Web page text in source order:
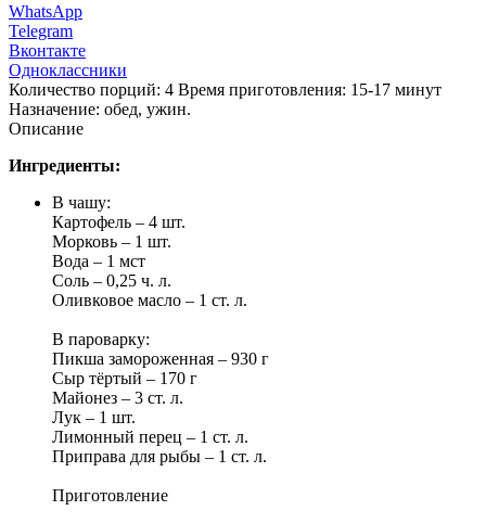
WhatsApp
Telegram
Вконтакте
Одноклассники
Количество порций: 4 Время приготовления: 15-17 минут
Назначение: обед, ужин.
Описание
Ингредиенты:
В чашу:
Картофель – 4 шт.
Морковь – 1 шт.
Вода – 1 мст
Соль – 0,25 ч. л.
Оливковое масло – 1 ст. л.
В пароварку:
Пикша замороженная – 930 г
Сыр тёртый – 170 г
Майонез – 3 ст. л.
Лук – 1 шт.
Лимонный перец – 1 ст. л.
Приправа для рыбы – 1 ст. л.
Приготовление